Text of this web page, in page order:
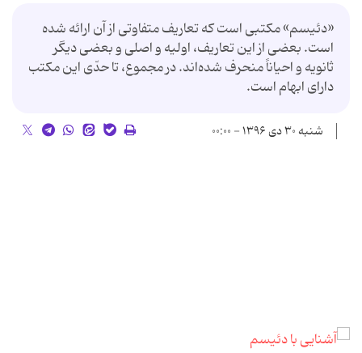
«دئيسم» مكتبى است كه تعاريف متفاوتى از آن ارائه شده
است. بعضى از اين تعاريف، اوليه و اصلى و بعضى ديگر
ثانويه و احياناً منحرف شده‌اند. در مجموع، تا حدّى اين مكتب
داراى ابهام است.
شنبه ۳۰ دی ۱۳۹۶ - ۰۰:۰۰